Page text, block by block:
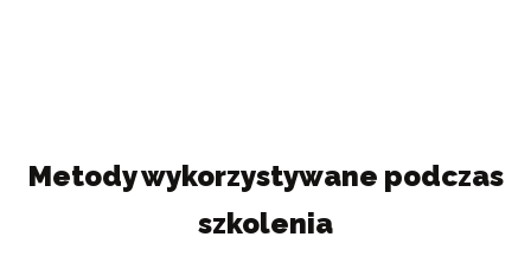
Metody wykorzystywane podczas
szkolenia